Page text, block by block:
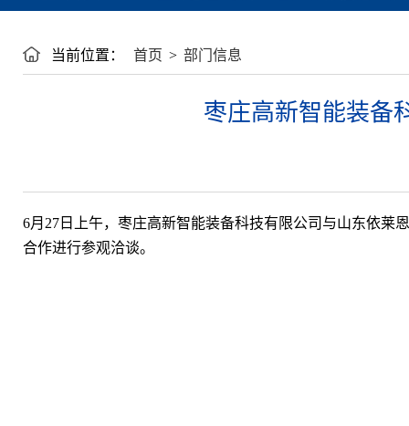
当前位置： 首页 > 部门信息
枣庄高新智能装备
6月27日上午，枣庄高新智能装备科技有限公司与山东依莱
合作进行参观洽谈。